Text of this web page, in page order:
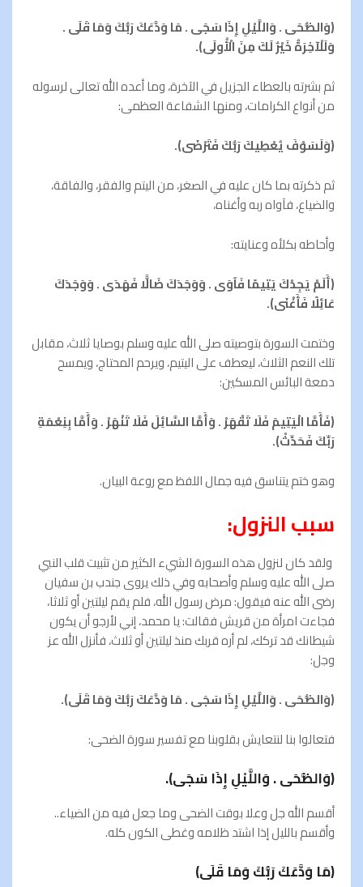
(وَالضُّحَى . وَاللَّيْلِ إِذَا سَجَى . مَا وَدَّعَكَ رَبُّكَ وَمَا قَلَى .
وَلَلْآخِرَةُ خَيْرٌ لَكَ مِنَ الْأُولَى).
ثم بشرته بالعطاء الجزيل في الآخرة، وما أعده الله تعالی لرسوله
من أنواع الكرامات، ومنها الشفاعة العظمى:
(وَلَسَوْفَ يُعْطِيكَ رَبُّكَ فَتَرْضَى).
ثم ذكرته بما كان عليه في الصغر، من اليتم والفقر، والفاقة،
والضياع، فآواه ربه وأغناه،
وأحاطه بكلأه وعنايته:
(أَلَمْ يَجِدْكَ يَتِيمًا فَآوَى . وَوَجَدَكَ ضَالًّا فَهَدَى . وَوَجَدَكَ
عَائِلًا فَأَغْنَى).
وختمت السورة بتوصيته صلى الله عليه وسلم بوصايا ثلاث، مقابل
تلك النعم الثلاث، ليعطف على اليتيم، ويرحم المحتاج، ويمسح
دمعة البائس المسكين:
(فَأَمَّا الْيَتِيمَ فَلَا تَقْهَرْ . وَأَمَّا السَّائِلَ فَلَا تَنْهَرْ . وَأَمَّا بِنِعْمَةِ
رَبِّكَ فَحَدِّثْ).
وهو ختم يتناسق فيه جمال اللفظ مع روعة البيان.
سبب النزول:
ولقد كان لنزول هذه السورة الشيء الكثير من تثبیت قلب النبي
صلى الله عليه وسلم وأصحابه وفي ذلك يروی جندب بن سفیان
رضى الله عنه فيقول: مرض رسول الله، فلم يقم ليلتين أو ثلاثا،
فجاءت امرأة من قريش فقالت: يا محمد، إني لأرجو أن يكون
شيطانك قد تركك، لم أره قربك منذ ليلتين أو ثلاث، فأنزل الله عز
وجل:
(وَالضُّحَى . وَاللَّيْلِ إِذَا سَجَى . مَا وَدَّعَكَ رَبُّكَ وَمَا قَلَى).
فتعالوا بنا لنتعايش بقلوبنا مع تفسير سورة الضحی:
(وَالضُّحَى . وَاللَّيْلِ إِذَا سَجَى).
أقسم الله جل وعلا بوقت الضحى وما جعل فيه من الضياء..
وأقسم بالليل إذا اشتد ظلامه وغطى الكون كله.
(مَا وَدَّعَكَ رَبُّكَ وَمَا قَلَى)